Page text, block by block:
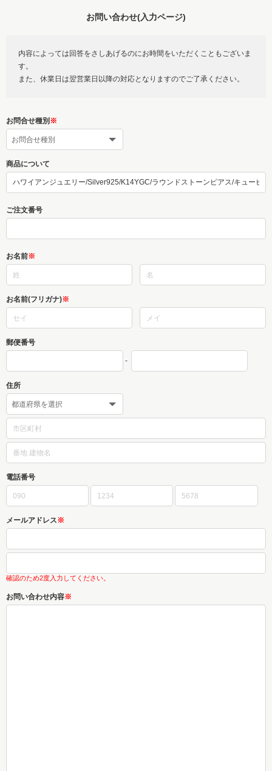
お問い合わせ(入力ページ)
内容によっては回答をさしあげるのにお時間をいただくこともございま
す。
また、休業日は翌営業日以降の対応となりますのでご了承ください。
お問合せ種別 ※
商品について
ご注文番号
お名前※
お名前(フリガナ)※
郵便番号
-
住所
電話番号
メールアドレス※
確認のため2度入力してください。
お問い合わせ内容※